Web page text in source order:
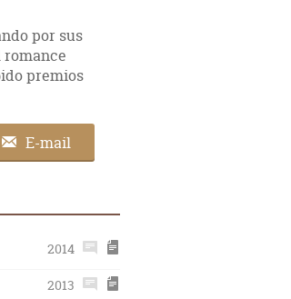
por sus
premios
E-mail
2014
2013